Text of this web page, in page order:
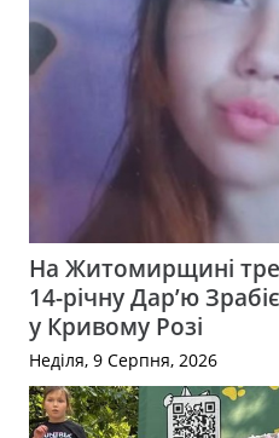
На Житомирщині
14-річну Дар’ю
у Кривому Розі
Неділя, 9 Серпня, 2026